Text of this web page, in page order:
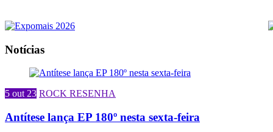
Notícias
5 out 23 ROCK RESENHA
Antítese lança EP 180º nesta sexta-feira